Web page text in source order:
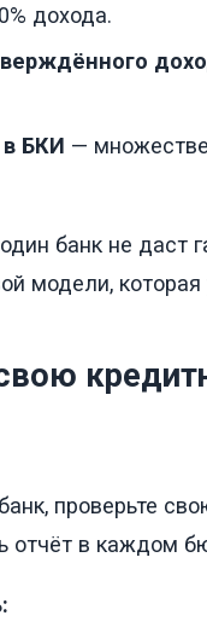
дохода.
БКИ —
банк не даст
модели,
проверьте
отчёт в каждом